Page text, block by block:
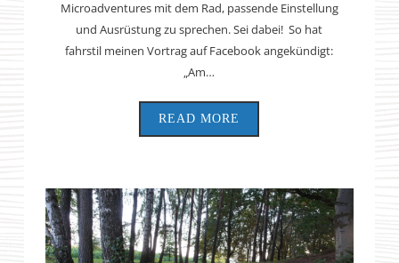
Microadventures mit dem Rad, passende Einstellung
und Ausrüstung zu sprechen. Sei dabei! So hat
fahrstil meinen Vortrag auf Facebook angekündigt:
„Am…
READ MORE